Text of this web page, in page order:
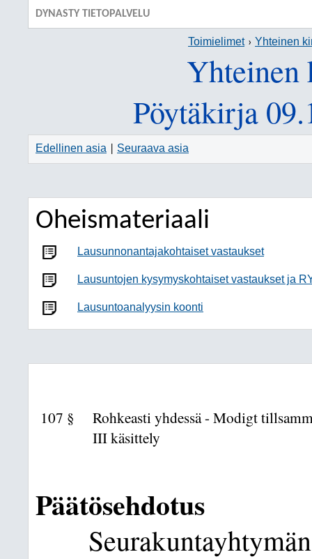
DYNASTY TIETOPALVELU
Toimielimet Yhteinen
Yhteinen
Pöytäkirja
Edellinen asia Seuraava asia
Oheismateriaali
Lausunnonantajakohtaiset vastaukset
Lausuntojen kysymyskohtaiset vastaukset ja
Lausuntoanalyysin koonti
107 §
Rohkeasti yhdessä - Modigt
III käsittely
Päätösehdotus